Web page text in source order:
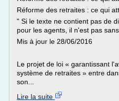
Réforme des retraites : ce qui
" Si le texte ne contient pas de
pour les agents, il n'est pas
Mis à jour le 28/06/2016
Le projet de loi « garantissant
système de retraites » entre
son...
Lire la suite